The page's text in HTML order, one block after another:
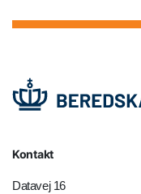
Kontakt
Datavej 16